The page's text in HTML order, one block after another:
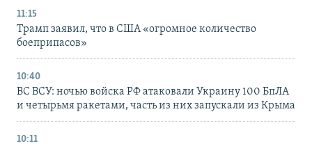
11:15
Трамп заявил, что в США «огромное количество
боеприпасов»
10:40
ВС ВСУ: ночью войска РФ атаковали Украину 100 БпЛА
и четырьмя ракетами, часть из них запускали из Крыма
10:11